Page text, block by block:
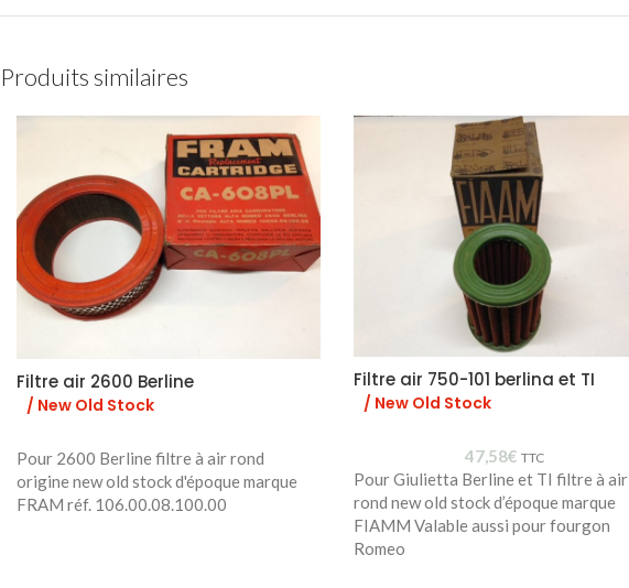
Produits similaires
Filtre air 2600 Berline
/ New Old Stock
Pour 2600 Berline filtre à air rond
origine new old stock d'époque marque
FRAM réf. 106.00.08.100.00
Filtre air 750-101 berlina et TI
/ New Old Stock
47,58€ TTC
Pour Giulietta Berline et TI filtre à air
rond new old stock d’époque marque
FIAMM Valable aussi pour fourgon
Romeo